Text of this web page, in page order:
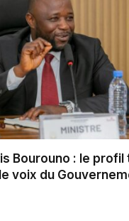
Bourouno : le
voix du